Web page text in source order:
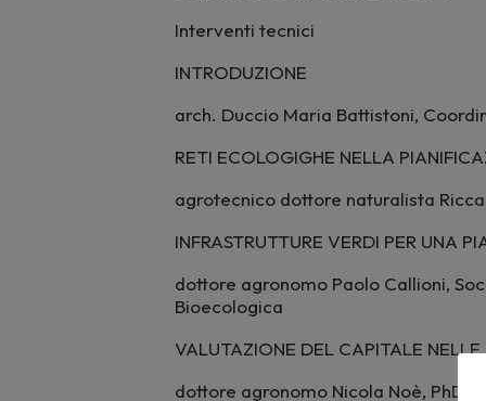
Interventi tecnici
INTRODUZIONE
arch. Duccio Maria Battistoni,
RETI ECOLOGIGHE NELLA
agrotecnico dottore naturalista
INFRASTRUTTURE VERDI PER UNA
dottore agronomo Paolo Callioni,
Bioecologica
VALUTAZIONE DEL CAPITALE NELLE
dottore agronomo Nicola Noè, PhD